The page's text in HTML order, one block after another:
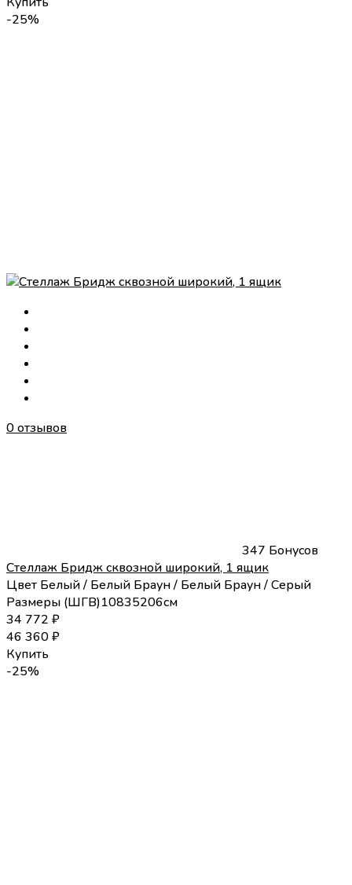
-25%
0 отзывов
347 Бонусов
Стеллаж Бридж сквозной широкий, 1 ящик
Цвет Белый / Белый Браун / Белый Браун / Серый
Размеры (ШГВ)10835206см
34 772 ₽
46 360₽
Купить
-25%